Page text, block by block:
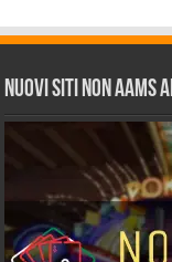
Nuovi siti non